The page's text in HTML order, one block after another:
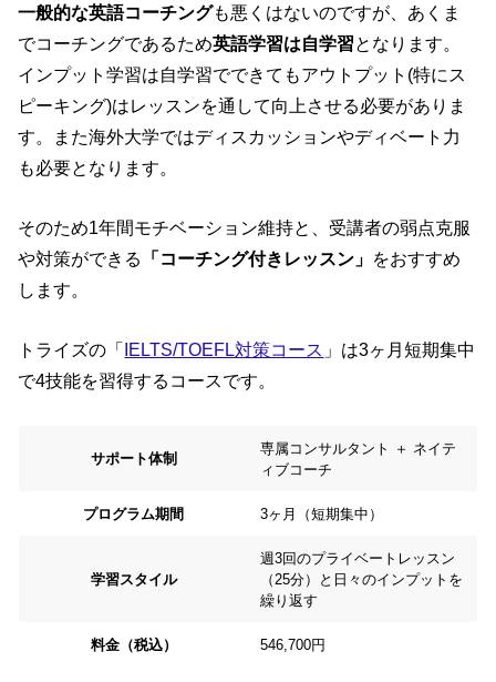
一般的な英語コーチングも悪くはないのですが、あくま
でコーチングであるため英語学習は自学習となります。
インプット学習は自学習でできてもアウトプット(特にス
ピーキング)はレッスンを通して向上させる必要がありま
す。また海外大学ではディスカッションやディベート力
も必要となります。
そのため1年間モチベーション維持と、受講者の弱点克服
や対策ができる
「コーチング付きレッスン」 をおすすめ
します。
トライズの「 IELTS/TOEFL対策コース 」は3ヶ月短期集中
で4技能を習得するコースです。
サポート体制
専属コンサルタント ＋ ネイテ
ィブコーチ
プログラム期間 3ヶ月（短期集中）
学習スタイル
週3回のプライベートレッスン
（25分）と日々のインプットを
繰り返す
料金（税込） 546,700円